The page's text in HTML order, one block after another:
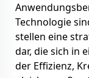
Technologie
stellen eine
dar, die sich in
der Effizienz,